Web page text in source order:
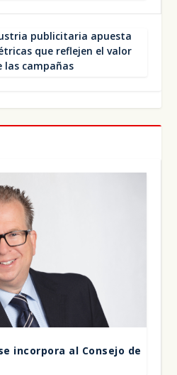
publi­ci­ta­ria apues­ta
que refle­jen el valor
las cam­pa­ñas
incor­po­ra al Con­se­jo de